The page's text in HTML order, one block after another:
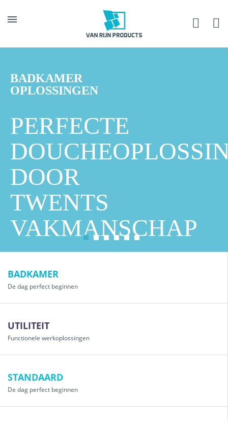
BADKAMER
OPLOSSINGEN
PERFECTE
DOOR
TWENTS
VAKMANSCHAP
Bekijk onze badkamers
BADKAMER
BADKAMER OPLOSSINGEN
De dag perfect beginnen
UTILITEIT
UTILITEIT OPLOSSINGEN
Functionele werkoplossingen
STANDAARD
STANDAARD OPLOSSINGEN
De dag perfect beginnen
SPIEGELS, TOEBEHOREN EN